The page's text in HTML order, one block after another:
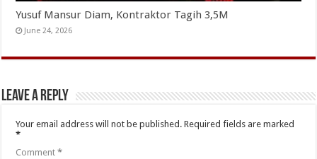
Yusuf Mansur Diam, Kontraktor Tagih 3,5M
June 24, 2026
Leave a Reply
Your email address will not be published. Required fields are marked
*
Comment*